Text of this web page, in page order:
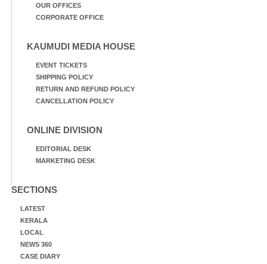
OUR OFFICES
CORPORATE OFFICE
KAUMUDI MEDIA HOUSE
EVENT TICKETS
SHIPPING POLICY
RETURN AND REFUND POLICY
CANCELLATION POLICY
ONLINE DIVISION
EDITORIAL DESK
MARKETING DESK
SECTIONS
LATEST
KERALA
LOCAL
NEWS 360
CASE DIARY